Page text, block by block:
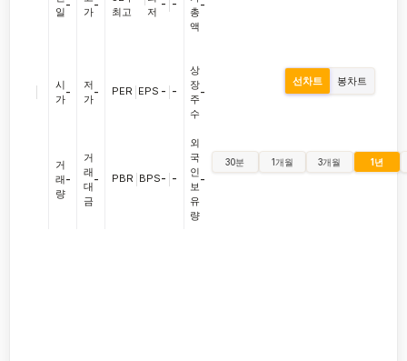
일
-
시
가
-
거
래
량
-
가
-
저
가
-
거
래
대
금
-
최고
저
- -
PER EPS - -
PBR BPS- -
총
액
-
상
장
주
수
-
외
국
인
보
유
량
-
선차트 봉차트
30분 1개월 3개월 1년